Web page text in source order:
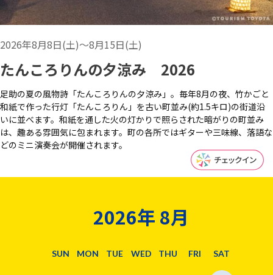
2026年8月8日(土)～8月15日(土)
たんころりんの夕涼み 2026
足助の夏の風物詩「たんころりんの夕涼み」。毎年8月の夜、竹かごと
和紙で作った行灯「たんころりん」を古い町並み(約1.5キロ)の街道沿
いに並べます。和紙を通した火の灯かりで照らされた暗がりの町並み
は、趣ある雰囲気に包まれます。町の各所ではギターや三味線、落語な
どのミニ演奏会が開催されます。
2026年 8月
SUN MON TUE WED THU FRI SAT